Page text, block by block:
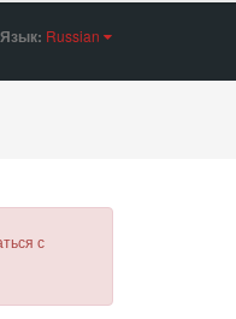
Язык: Russian
с